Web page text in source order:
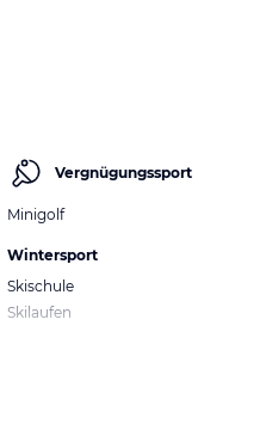
Vergnügungssport
Minigolf
Wintersport
Skischule
Skilaufen